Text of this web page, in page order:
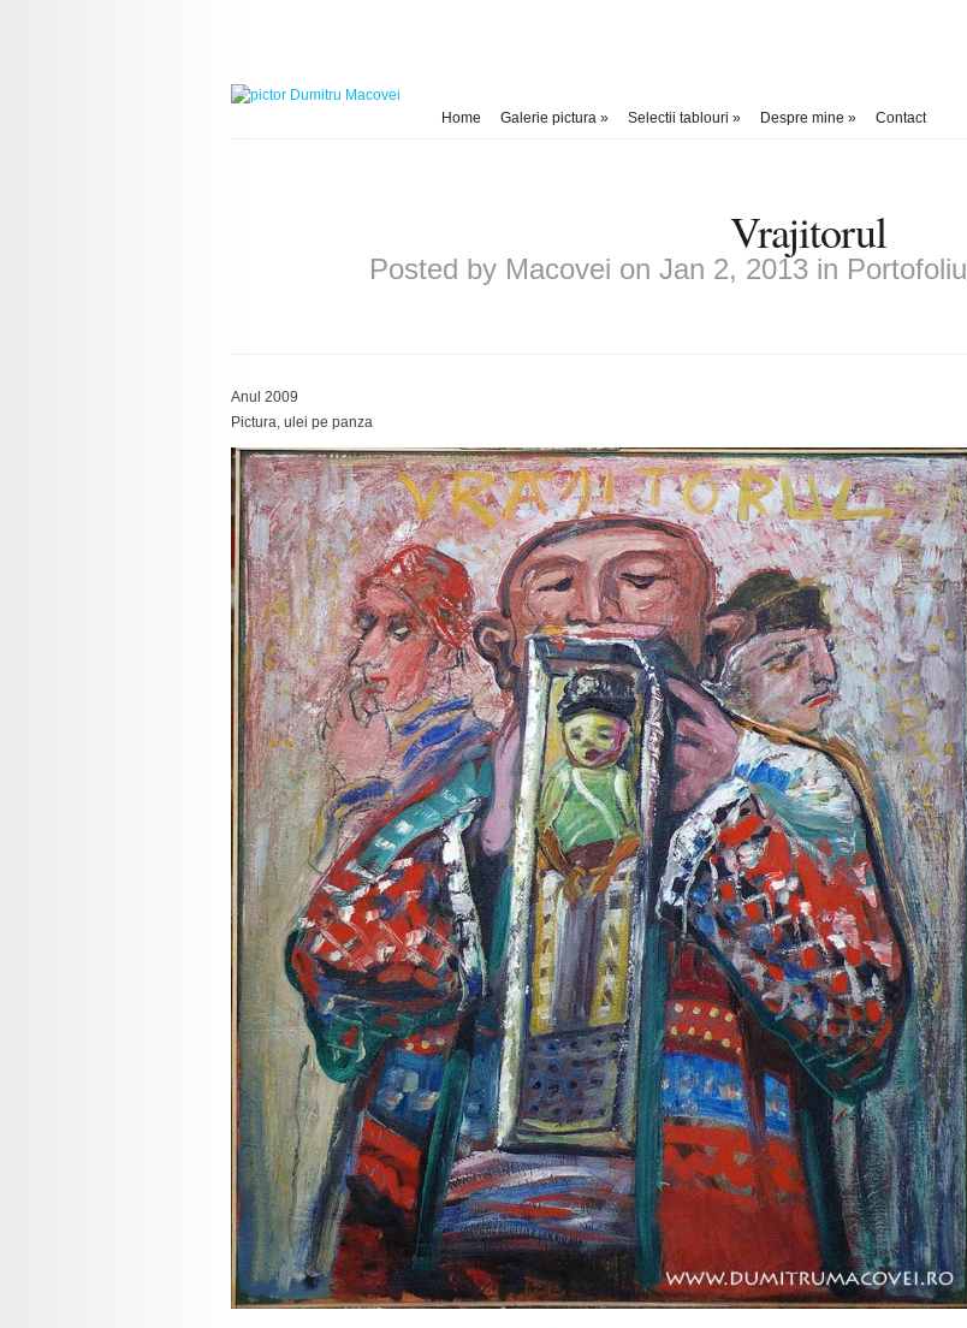
Home Galerie pictura » Selectii tablouri » Despre mine » Contact
Vrajitorul
Posted by Macovei on Jan 2, 2013 in Portofoliu
Anul 2009
Pictura, ulei pe panza